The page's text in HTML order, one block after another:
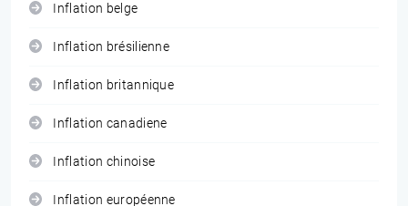
Inflation belge
Inflation brésilienne
Inflation britannique
Inflation canadiene
Inflation chinoise
Inflation européenne